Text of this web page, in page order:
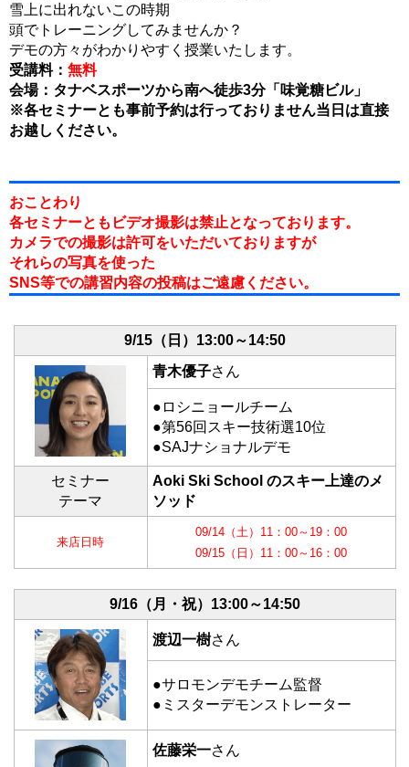
雪上に出れないこの時期
頭でトレーニングしてみませんか？
デモの方々がわかりやすく授業いたします。
受講料： 無料
会場：タナベスポーツから南へ徒歩3分「味覚糖ビル」
※各セミナーとも事前予約は行っておりません当日は直接
お越しください。
おことわり
各セミナーともビデオ撮影は禁止となっております。
カメラでの撮影は許可をいただいておりますが
それらの写真を使った
SNS等での講習内容の投稿はご遠慮ください。
9/15（日） 13:00～14:50
青木優子さん
●ロシニョールチーム
●第56回スキー技術選10位
●SAJナショナルデモ
セミナー
テーマ
Aoki Ski School のスキー上達のメ
ソッド
来店日時
09/14（土）11：00～19：00
09/15（日）11：00～16：00
9/16（月・祝） 13:00～14:50
渡辺一樹さん
●サロモンデモチーム監督
●ミスターデモンストレーター
佐藤栄一さん